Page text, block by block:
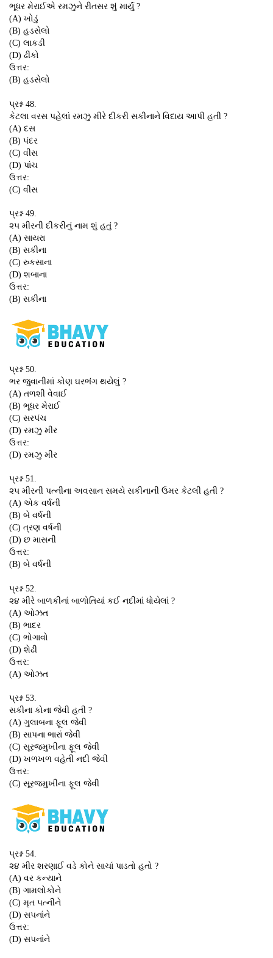
ભૂધર મેરાઈએ રમઝુને રીતસર શું માર્યું ?
(A) ખોડું
(B) હડસેલો
(C) લાકડી
(D) ઢીંકો
ઉત્તર:
(B) હડસેલો
પ્રશ્ન 48.
કેટલા વરસ પહેલાં રમઝુ મીરે દીકરી સકીનાને વિદાય આપી હતી ?
(A) દસ
(B) પંદર
(C) વીસ
(D) પાંચ
ઉત્તર:
(C) વીસ
પ્રશ્ન 49.
૨૫ મીરની દીકરીનું નામ શું હતું ?
(A) સાયરા
(B) સકીના
(C) રુકસાના
(D) શબાના
ઉત્તર:
(B) સકીના
પ્રશ્ન 50.
ભર જુવાનીમાં કોણ ઘરભંગ થયેલું ?
(A) તળશી વેવાઈ
(B) ભૂધર મેરાઈ
(C) સરપંચ
(D) રમઝુ મીર
ઉત્તર:
(D) રમઝુ મીર
પ્રશ્ન 51.
૨૫ મીરની પત્નીના અવસાન સમયે સકીનાની ઉમર કેટલી હતી ?
(A) એક વર્ષની
(B) બે વર્ષની
(C) ત્રણ વર્ષની
(D) છ માસની
ઉત્તર:
(B) બે વર્ષની
પ્રશ્ન 52.
૨૪ મીરે બાળકીનાં બાળોતિયાં કઈ નદીમાં ધોયેલાં ?
(A) ઓઝત
(B) ભાદર
(C) ભોગાવો
(D) શેઢી
ઉત્તર:
(A) ઓઝત
પ્રશ્ન 53.
સકીના કોના જેવી હતી ?
(A) ગુલાબના ફૂલ જેવી
(B) સાપના ભારાં જેવી
(C) સૂરજમુખીના ફૂલ જેવી
(D) ખળખળ વહેતી નદી જેવી
ઉત્તર:
(C) સૂરજમુખીના ફૂલ જેવી
પ્રશ્ન 54.
૨૪ મીર શરણાઈ વડે કોને સાચાં પાડતો હતો ?
(A) વર કન્યાને
(B) ગામલોકોને
(C) મૃત પત્નીને
(D) સપનાંને
ઉત્તર:
(D) સપનાંને